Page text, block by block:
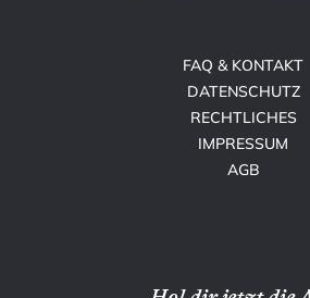
FAQ & KONTAKT
DATENSCHUTZ
RECHTLICHES
IMPRESSUM
AGB